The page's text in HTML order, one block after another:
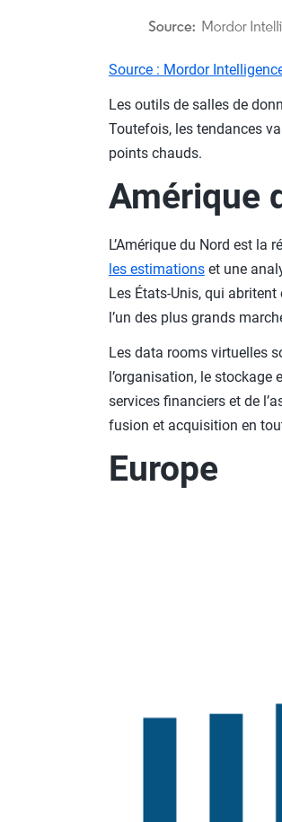
Source : Mordor
Les outils de salles de
Toutefois, les tendances
points chauds.
Amérique
L’Amérique du Nord est
les estimationset une
Les États-Unis, qui
l’un des plus grands
Les data rooms virtuelles
l’organisation, le
services financiers et de
fusion et acquisition en
Europe